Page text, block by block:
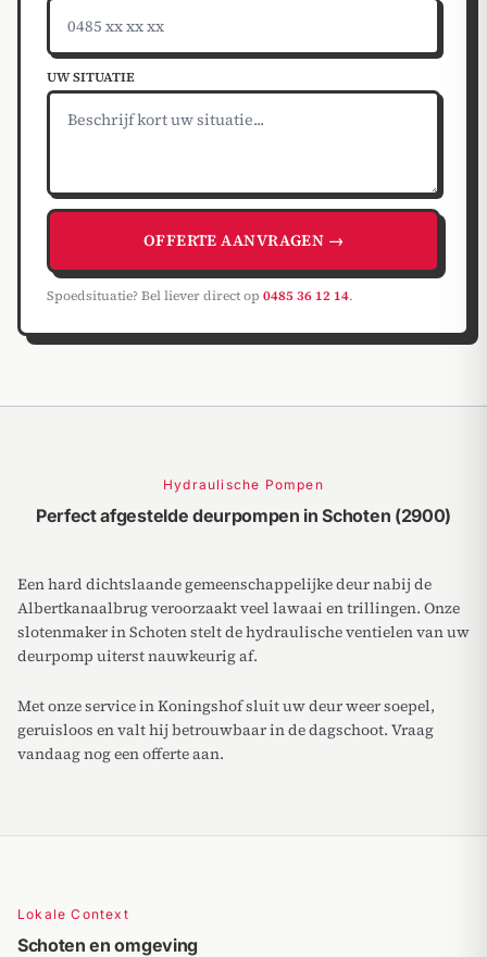
UW SITUATIE
OFFERTE AANVRAGEN →
Spoedsituatie? Bel liever direct op 0485 36 12 14.
Hydraulische Pompen
Perfect afgestelde deurpompen in Schoten (2900)
Een hard dichtslaande gemeenschappelijke deur nabij de
Albertkanaalbrug veroorzaakt veel lawaai en trillingen. Onze
slotenmaker in Schoten stelt de hydraulische ventielen van uw
deurpomp uiterst nauwkeurig af.
Met onze service in Koningshof sluit uw deur weer soepel,
geruisloos en valt hij betrouwbaar in de dagschoot. Vraag
vandaag nog een offerte aan.
Lokale Context
Schoten en omgeving